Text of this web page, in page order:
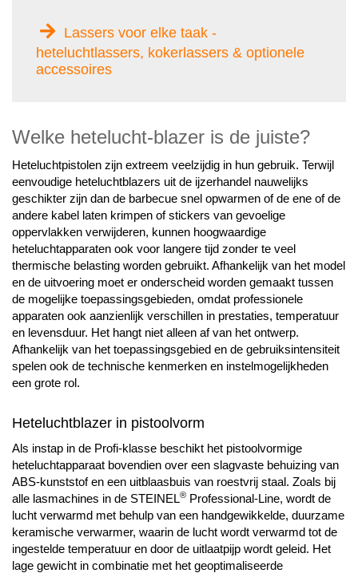
Lassers voor elke taak -
heteluchtlassers, kokerlassers & optionele
accessoires
Welke hetelucht-blazer is de juiste?
Heteluchtpistolen zijn extreem veelzijdig in hun gebruik. Terwijl
eenvoudige heteluchtblazers uit de ijzerhandel nauwelijks
geschikter zijn dan de barbecue snel opwarmen of de ene of de
andere kabel laten krimpen of stickers van gevoelige
oppervlakken verwijderen, kunnen hoogwaardige
heteluchtapparaten ook voor langere tijd zonder te veel
thermische belasting worden gebruikt. Afhankelijk van het model
en de uitvoering moet er onderscheid worden gemaakt tussen
de mogelijke toepassingsgebieden, omdat professionele
apparaten ook aanzienlijk verschillen in prestaties, temperatuur
en levensduur. Het hangt niet alleen af van het ontwerp.
Afhankelijk van het toepassingsgebied en de gebruiksintensiteit
spelen ook de technische kenmerken en instelmogelijkheden
een grote rol.
Heteluchtblazer in pistoolvorm
Als instap in de Profi-klasse beschikt het pistoolvormige
heteluchtapparaat bovendien over een slagvaste behuizing van
ABS-kunststof en een uitblaasbuis van roestvrij staal. Zoals bij
alle lasmachines in de STEINEL® Professional-Line, wordt de
lucht verwarmd met behulp van een handgewikkelde, duurzame
keramische verwarmer, waarin de lucht wordt verwarmd tot de
ingestelde temperatuur en door de uitlaatpijp wordt geleid. Het
lage gewicht in combinatie met het geoptimaliseerde